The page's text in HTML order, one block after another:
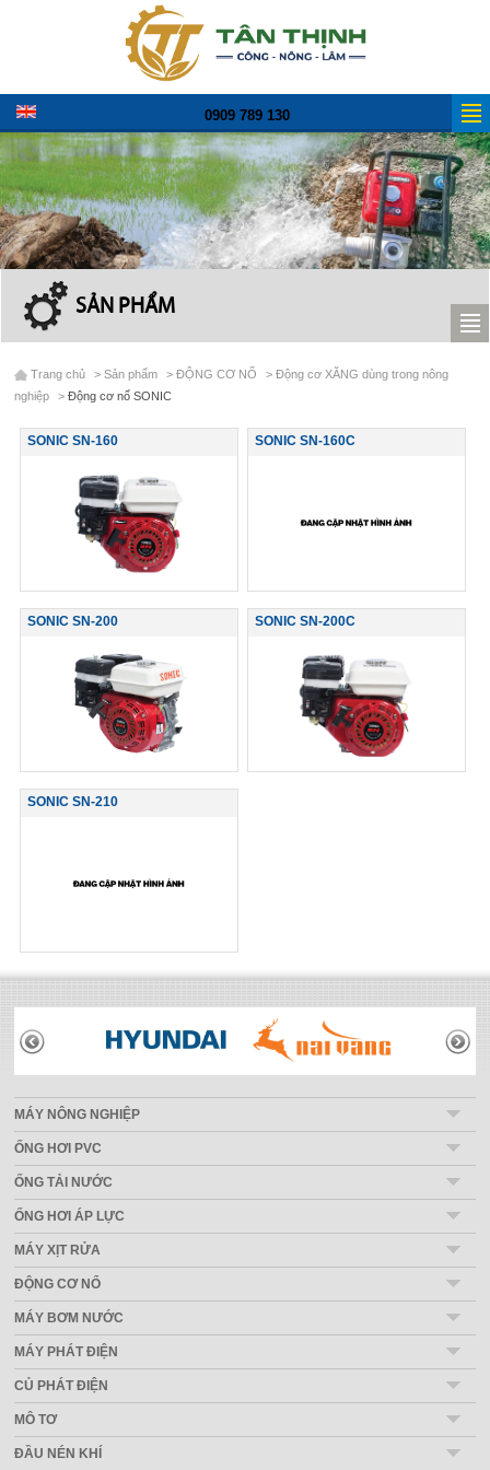
0909 789 130
SẢN PHẨM
Trang chủ >Sản phẩm >ĐỘNG CƠ NỔ >Động cơ XĂNG dùng trong nông
nghiệp
>Động cơ nổ SONIC
SONIC SN-160 SONIC SN-160C
SONIC SN-200 SONIC SN-200C
SONIC SN-210
THƯƠNG HIỆU
MÁY NÔNG NGHIỆP
ỐNG HƠI PVC
ỐNG TẢI NƯỚC
ỐNG HƠI ÁP LỰC
MÁY XỊT RỬA
ĐỘNG CƠ NỔ
MÁY BƠM NƯỚC
MÁY PHÁT ĐIỆN
CỦ PHÁT ĐIỆN
MÔ TƠ
ĐẦU NÉN KHÍ